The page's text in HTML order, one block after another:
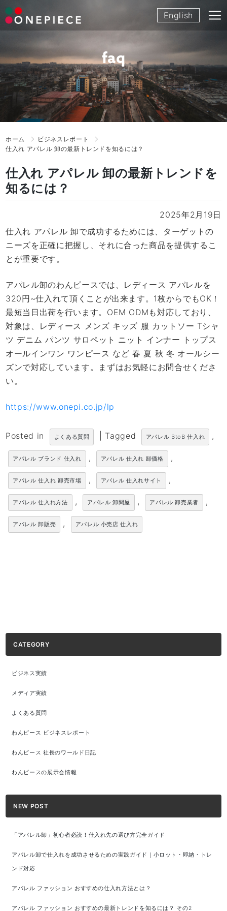
Skip
to
English
faq
ホーム
ビジネスレポート
仕入れ アパレル 卸の最新トレンドを知るには？
仕入れ アパレル 卸の最新トレンドを
知るには？
2025年2月19日
仕入れ アパレル 卸で成功するためには、ターゲットの
ニーズを正確に把握し、それに合った商品を提供するこ
とが重要です。
アパレル卸のわんピースでは、レディース アパレルを
320円~仕入れて頂くことが出来ます。1枚からでもOK！
最短当日出荷を行います。OEM ODMも対応しており、
対象は、レディース メンズ キッズ 服 カットソー Tシャ
ツ デニム パンツ サロペット ニット インナー トップス
オールインワン ワンピース など 春 夏 秋 冬 オールシー
ズンで対応しています。まずはお気軽にお問合せくださ
い。
https://www.onepi.co.jp/lp
Posted in よくある質問 Tagged アパレル BtoB 仕入れ ,
アパレル ブランド 仕入れ , アパレル 仕入れ 卸価格 ,
アパレル 仕入れ 卸売市場 , アパレル 仕入れサイト ,
アパレル 仕入れ方法 , アパレル 卸問屋 , アパレル 卸売業者 ,
アパレル 卸販売 , アパレル 小売店 仕入れ
CATEGORY
ビジネス実績
メディア実績
よくある質問
わんピース ビジネスレポート
わんピース 社長のワールド日記
わんピースの展示会情報
NEW POST
「アパレル卸」初心者必読！仕入れ先の選び方完全ガイド
アパレル卸で仕入れを成功させるための実践ガイド｜小ロット・即納・トレ
ンド対応
アパレル ファッション おすすめの仕入れ方法とは？
アパレル ファッション おすすめの最新トレンドを知るには？ その2